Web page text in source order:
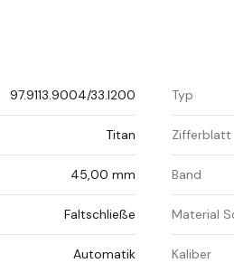
97.9113.9004/33.I200 Typ
Titan Zifferblatt
45,00 mm Band
Faltschließe Material
Automatik Kaliber